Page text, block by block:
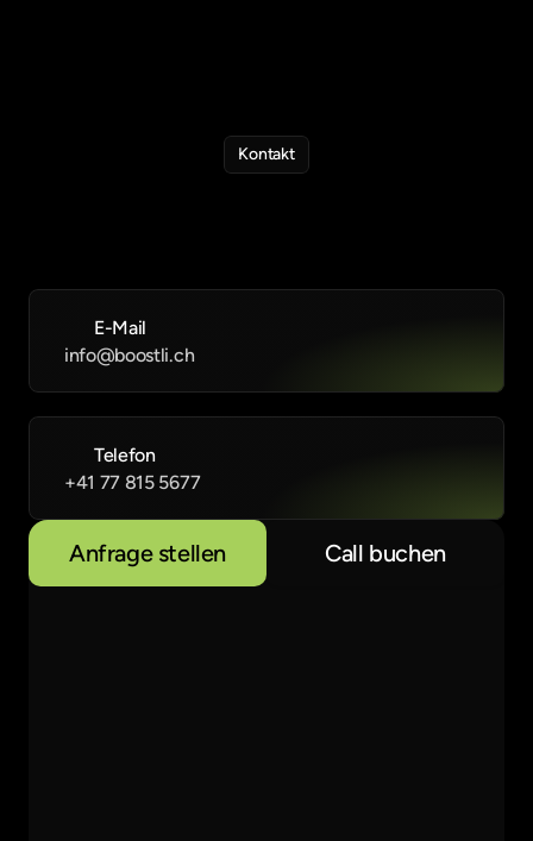
Kontakt
Agenturprogrammzueuchpasst.
E-Mail
info@boostli.ch
Telefon
+41 77 815 5677
Anfrage stellen Call buchen